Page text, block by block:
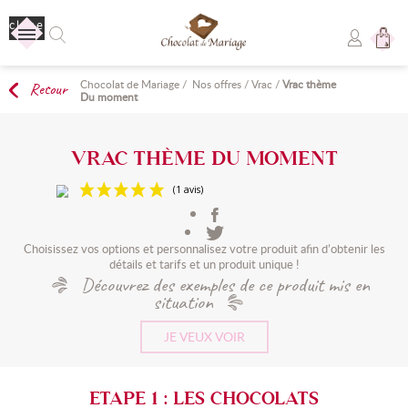
close
Aucun produit
TOTAL
COMMANDER
Retour Chocolat de Mariage/ Nos offres/Vrac /Vrac thème
Du moment
VRAC THÈME DU MOMENT
(1 avis)
Choisissez vos options et personnalisez votre produit afin d’obtenir les
détails et tarifs et un produit unique !
Découvrez des exemples de ce produit mis en
situation
JE VEUX VOIR
ETAPE 1 : LES CHOCOLATS